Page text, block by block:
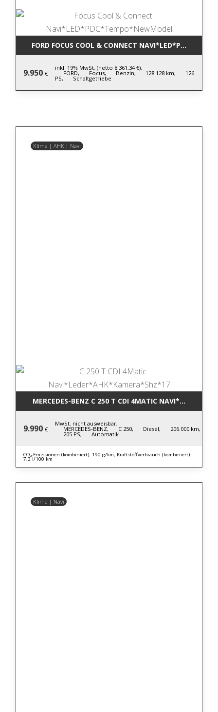
FORD FOCUS COOL & CONNECT
9.950 €
inkl. 19% MwSt. (netto 8.361,34 €),
FORD, Focus, Benzin, 128.128 km, 126
PS, Schaltgetriebe
Klima | AHK | Navi
MERCEDES-BENZ C 250 T CDI 4MATIC
9.990 €
MwSt. nicht ausweisbar,
MERCEDES-BENZ, C 250, Diesel, 206.000 km,
205 PS, Automatik
CO₂-Emissionen (kombiniert): 190 g/km, Kraftstoffverbrauch (kombiniert):
7,3 l/100 km
Klima | Navi